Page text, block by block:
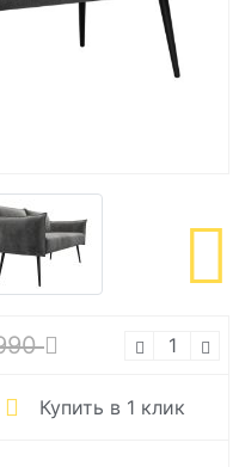
Купить в 1 клик